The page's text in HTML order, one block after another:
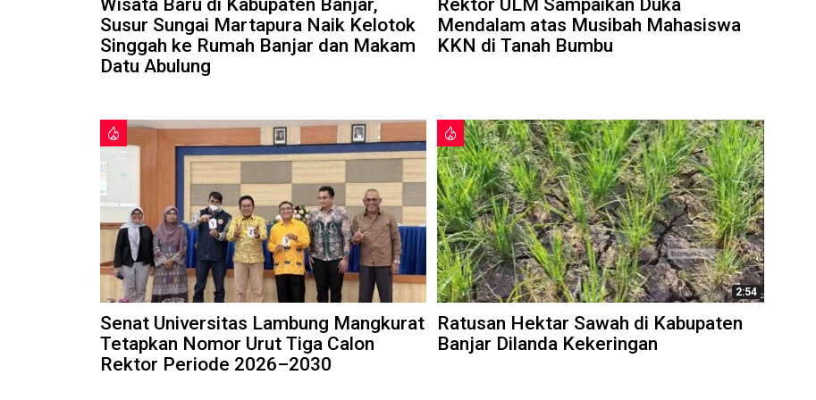
Wisata Baru di Kabupaten Banjar,
Susur Sungai Martapura Naik Kelotok
Singgah ke Rumah Banjar dan Makam
Datu Abulung
Rektor ULM Sampaikan Duka
Mendalam atas Musibah Mahasiswa
KKN di Tanah Bumbu
Senat Universitas Lambung Mangkurat
Tetapkan Nomor Urut Tiga Calon
Rektor Periode 2026–2030
2:54
Ratusan Hektar Sawah di Kabupaten
Banjar Dilanda Kekeringan